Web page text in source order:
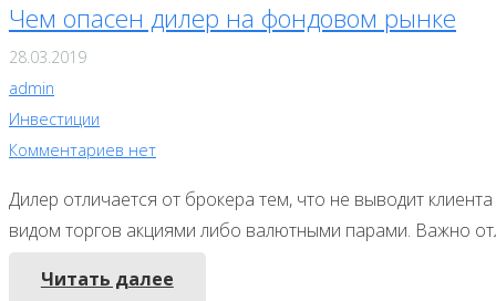
Чем опасен дилер на фондовом рынке
28.03.2019
admin
Инвестиции
Комментариев нет
Дилер отличается от брокера тем, что не выводит
видом торгов акциями либо валютными парами. Важно
Читать далее